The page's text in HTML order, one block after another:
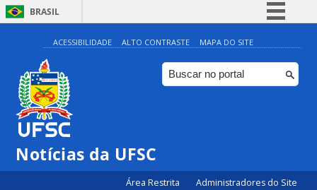
BRASIL
Simplifique!
Comunica BR
Participe
ACESSIBILIDADE ALTO CONTRASTE MAPA DO SITE
Notícias da UFSC
Área Restrita Administradores do Site